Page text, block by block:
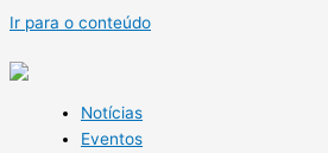
Ir para o conteúdo
Notícias
Eventos